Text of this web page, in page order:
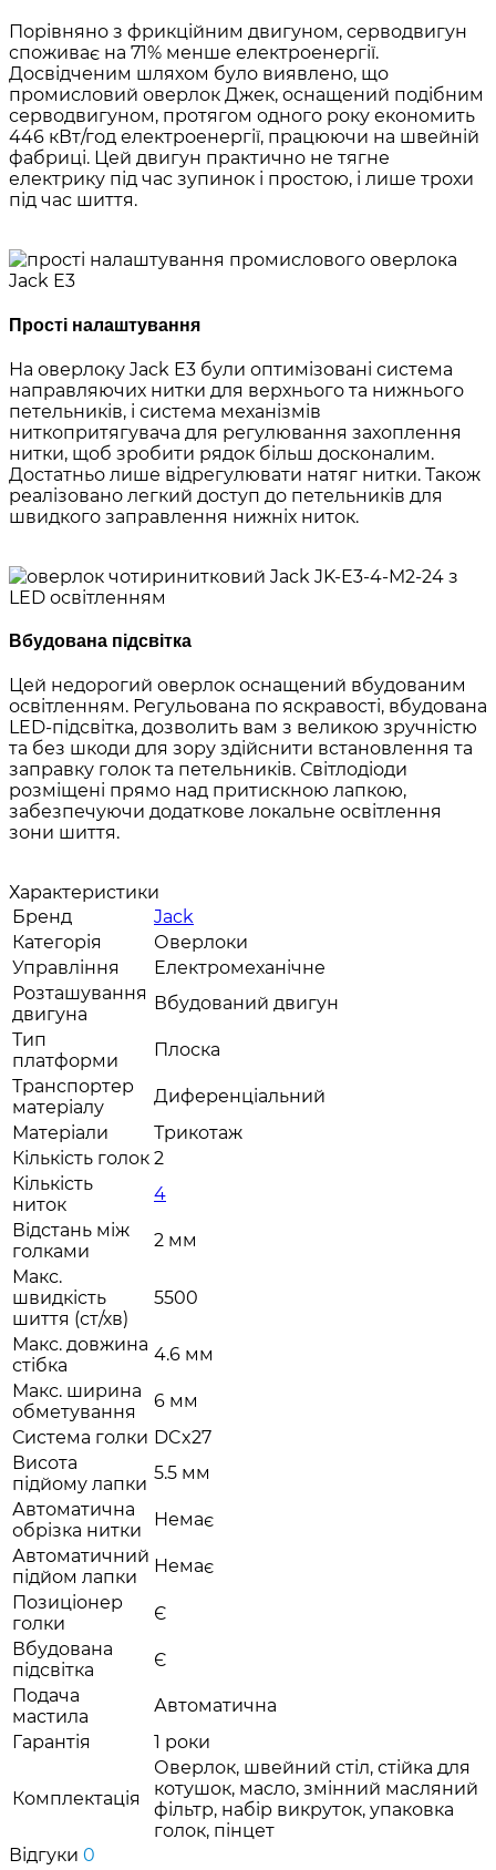
Порівняно з фрикційним двигуном, серводвигун
споживає на 71% менше електроенергії.
Досвідченим шляхом було виявлено, що
промисловий оверлок Джек, оснащений подібним
серводвигуном, протягом одного року економить
446 кВт/год електроенергії, працюючи на швейній
фабриці. Цей двигун практично не тягне
електрику під час зупинок і простою, і лише трохи
під час шиття.
Прості налаштування
На оверлоку Jack E3 були оптимізовані система
направляючих нитки для верхнього та нижнього
петельників, і система механізмів
ниткопритягувача для регулювання захоплення
нитки, щоб зробити рядок більш досконалим.
Достатньо лише відрегулювати натяг нитки. Також
реалізовано легкий доступ до петельників для
швидкого заправлення нижніх ниток.
Вбудована підсвітка
Цей недорогий оверлок оснащений вбудованим
освітленням. Регульована по яскравості, вбудована
LED-підсвітка, дозволить вам з великою зручністю
та без шкоди для зору здійснити встановлення та
заправку голок та петельників. Світлодіоди
розміщені прямо над притискною лапкою,
забезпечуючи додаткове локальне освітлення
зони шиття.
Характеристики
Бренд
Jack
Категорія
Оверлоки
Управління
Електромеханічне
Розташування
двигуна
Вбудований двигун
Тип
платформи
Плоска
Транспортер
матеріалу
Диференціальний
Матеріали
Трикотаж
Кількість голок 2
Кількість
ниток
4
Відстань між
голками
2 мм
Макс.
швидкість
шиття (ст/хв)
5500
Макс. довжина
стібка
4.6 мм
Макс. ширина
обметування
6 мм
Система голки DCx27
Висота
підйому лапки
5.5 мм
Автоматична
обрізка нитки
Немає
Автоматичний
підйом лапки
Немає
Позиціонер
голки
Є
Вбудована
підсвітка
Є
Подача
мастила
Автоматична
Гарантія
1 роки
Комплектація
Оверлок, швейний стіл, стійка для
котушок, масло, змінний масляний
фільтр, набір викруток, упаковка
голок, пінцет
Відгуки 0